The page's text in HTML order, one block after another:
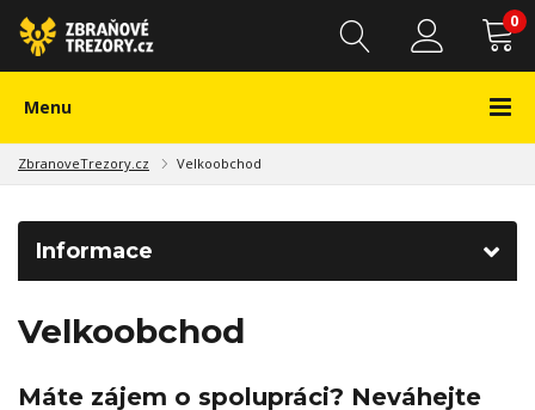
0
Menu
ZbranoveTrezory.cz Velkoobchod
Informace
Velkoobchod
Máte zájem o spolupráci? Neváhejte